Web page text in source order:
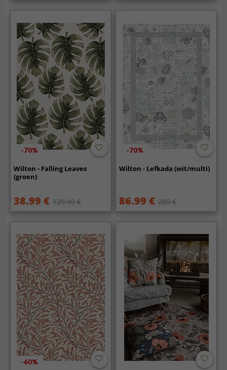
-70%
Wilton - Falling Leaves
(groen)
38.99 € 129.99 €
-70%
Wilton - Lefkada (wit/multi)
86.99 € 289 €
-60%